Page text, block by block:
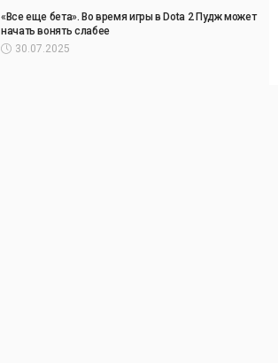
«Все еще бета». Во время игры в Dota 2 Пудж может
начать вонять слабее
30.07.2025